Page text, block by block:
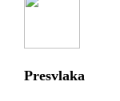
Presvlaka